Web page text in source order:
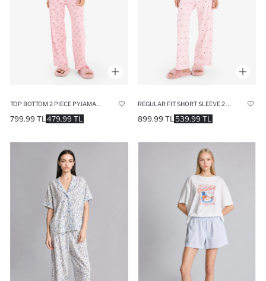
479.99 TL
799.99 TL 539.99 TL
899.99 TL